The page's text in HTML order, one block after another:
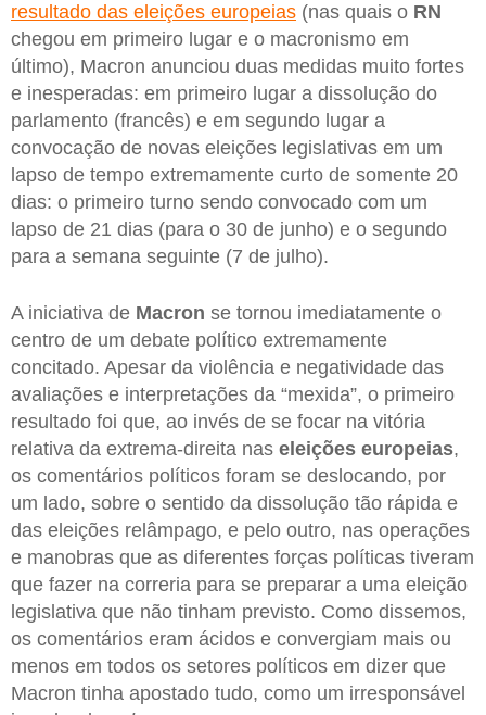
resultado das eleições europeias (nas quais o RN
chegou em primeiro lugar e o macronismo em
último), Macron anunciou duas medidas muito fortes
e inesperadas: em primeiro lugar a dissolução do
parlamento (francês) e em segundo lugar a
convocação de novas eleições legislativas em um
lapso de tempo extremamente curto de somente 20
dias: o primeiro turno sendo convocado com um
lapso de 21 dias (para o 30 de junho) e o segundo
para a semana seguinte (7 de julho).
A iniciativa de Macron se tornou imediatamente o
centro de um debate político extremamente
concitado. Apesar da violência e negatividade das
avaliações e interpretações da “mexida”, o primeiro
resultado foi que, ao invés de se focar na vitória
relativa da extrema-direita nas eleições europeias,
os comentários políticos foram se deslocando, por
um lado, sobre o sentido da dissolução tão rápida e
das eleições relâmpago, e pelo outro, nas operações
e manobras que as diferentes forças políticas tiveram
que fazer na correria para se preparar a uma eleição
legislativa que não tinham previsto. Como dissemos,
os comentários eram ácidos e convergiam mais ou
menos em todos os setores políticos em dizer que
Macron tinha apostado tudo, como um irresponsável